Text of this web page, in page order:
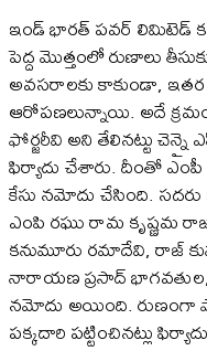
ఇండ్ భారత్ పవర్ లిమిటెడ్
పెద్ద మొత్తంలో రుణాలు
అవసరాలకు కాకుండా,
ఆరోపణలున్నాయి. అదే
ఫోర్జరీవి అని తేలినట్టు
ఫిర్యాదు చేశారు. దీంతో
కేసు నమోదు చేసింది.
ఎంపి రఘు రామ కృష్ణమ
కనుమూరు రమాదేవి, రాజ్
నారాయణ ప్రసాద్
నమోదు అయింది. రుణంగా
పక్కదారి పట్టించినట్లు